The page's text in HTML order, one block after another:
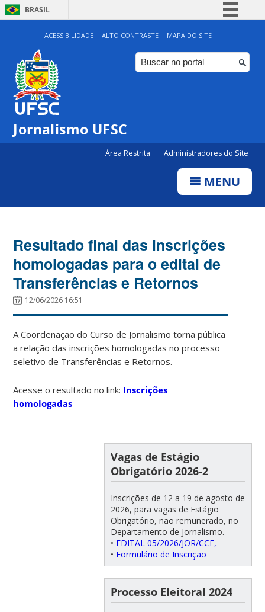
BRASIL
Simplifique!
Comunica BR
Participe
ACESSIBILIDADE ALTO CONTRASTE MAPA DO SITE
Jornalismo UFSC
Área Restrita Administradores do Site
MENU
Resultado final das inscrições
homologadas para o edital de
Transferências e Retornos
12/06/2026 16:51
A Coordenação do Curso de Jornalismo torna pública
a relação das inscrições homologadas no processo
seletivo de Transferências e Retornos.
Acesse o resultado no link: Inscrições
homologadas
Vagas de Estágio
Obrigatório 2026-2
Inscrições de 12 a 19 de agosto de
2026, para vagas de Estágio
Obrigatório, não remunerado, no
Departamento de Jornalismo.
• EDITAL 05/2026/JOR/CCE,
• Formulário de Inscrição
Processo Eleitoral 2024